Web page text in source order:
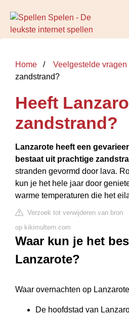
Home Veelgestelde vragen
zandstrand?
Heeft
zandstrand?
Lanzarote heeft een
bestaat uit prachtige
stranden gevormd door lava.
kun je het hele jaar door
warme temperaturen die het
Verzoek tot verwijderen van bron
op kikimultem.com
Waar kun je het
Lanzarote?
Waar overnachten op
De hoofdstad van